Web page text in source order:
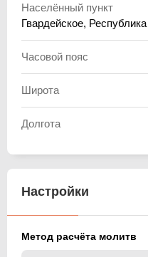
Населённый пункт
Гвардейское,
Часовой пояс
Широта
Долгота
Настройки
Метод расчёта молитв